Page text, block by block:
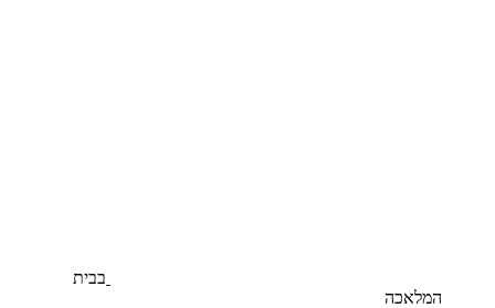
בבית
המלאכה